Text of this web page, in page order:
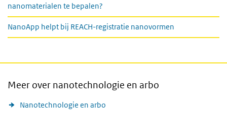
nanomaterialen te bepalen?
NanoApp helpt bij REACH-registratie nanovormen
Meer over nanotechnologie en arbo
Nanotechnologie en arbo